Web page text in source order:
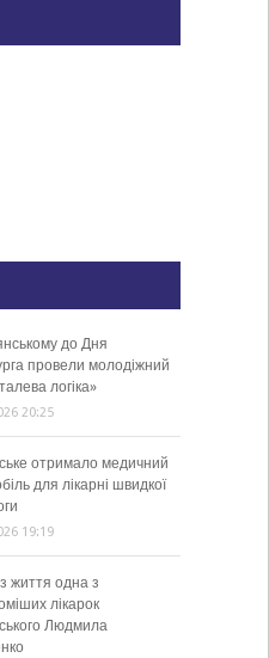
до Дня
провели молодіжний
логіка»
20:25
отримало медичний
для лікарні швидкої
19:19
життя одна з
лікарок
Людмила